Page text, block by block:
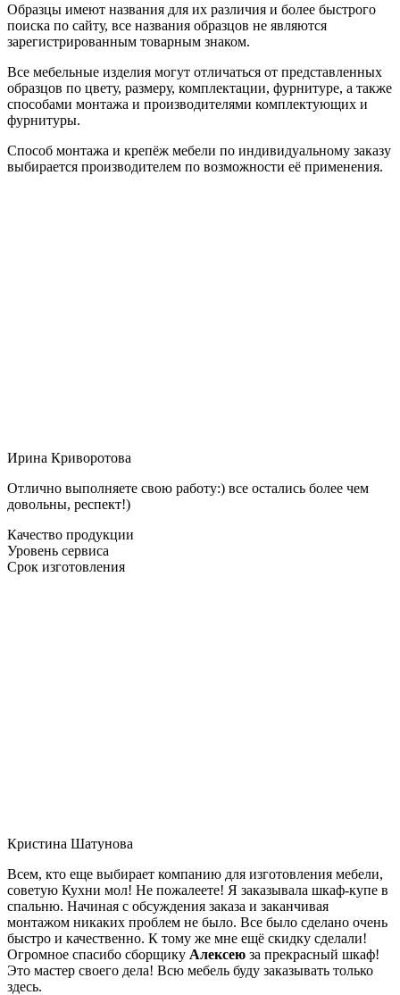
Образцы имеют названия для их различия и более быстрого
поиска по сайту, все названия образцов не являются
зарегистрированным товарным знаком.
Все мебельные изделия могут отличаться от представленных
образцов по цвету, размеру, комплектации, фурнитуре, а также
способами монтажа и производителями комплектующих и
фурнитуры.
Способ монтажа и крепёж мебели по индивидуальному заказу
выбирается производителем по возможности её применения.
Ирина Криворотова
Отлично выполняете свою работу:) все остались более чем
довольны, респект!)
Качество продукции
Уровень сервиса
Срок изготовления
Кристина Шатунова
Всем, кто еще выбирает компанию для изготовления мебели,
советую Кухни мол! Не пожалеете! Я заказывала шкаф-купе в
спальню. Начиная с обсуждения заказа и заканчивая
монтажом никаких проблем не было. Все было сделано очень
быстро и качественно. К тому же мне ещё скидку сделали!
Огромное спасибо сборщику Алексею за прекрасный шкаф!
Это мастер своего дела! Всю мебель буду заказывать только
здесь.